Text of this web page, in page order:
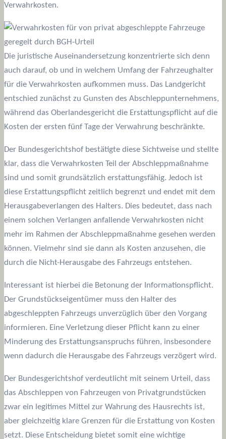
Verwahrkosten.
Die juristische Auseinandersetzung konzentrierte sich denn
auch darauf, ob und in welchem Umfang der Fahrzeughalter
für die Verwahrkosten aufkommen muss. Das Landgericht
entschied zunächst zu Gunsten des Abschleppunternehmens,
während das Oberlandesgericht die Erstattungspflicht auf die
Kosten der ersten fünf Tage der Verwahrung beschränkte.
Der Bundesgerichtshof bestätigte diese Sichtweise und stellte
klar, dass die Verwahrkosten Teil der Abschleppmaßnahme
sind und somit grundsätzlich erstattungsfähig. Jedoch ist
diese Erstattungspflicht zeitlich begrenzt und endet mit dem
Herausgabeverlangen des Halters. Dies bedeutet, dass nach
einem solchen Verlangen anfallende Verwahrkosten nicht
mehr im Rahmen der Abschleppmaßnahme gesehen werden
können. Vielmehr sind sie dann als Kosten anzusehen, die
durch die Nicht-Herausgabe des Fahrzeugs entstehen.
Interessant ist hierbei die Betonung der Informationspflicht.
Der Grundstückseigentümer muss den Halter des
abgeschleppten Fahrzeugs unverzüglich über den Vorgang
informieren. Eine Verletzung dieser Pflicht kann zu einer
Minderung des Erstattungsanspruchs führen, insbesondere
wenn dadurch die Herausgabe des Fahrzeugs verzögert wird.
Der Bundesgerichtshof verdeutlicht mit seinem Urteil, dass
das Abschleppen von Fahrzeugen von Privatgrundstücken
zwar ein legitimes Mittel zur Wahrung des Hausrechts ist,
aber gleichzeitig klare Grenzen für die Erstattung von Kosten
setzt. Diese Entscheidung bietet somit eine wichtige